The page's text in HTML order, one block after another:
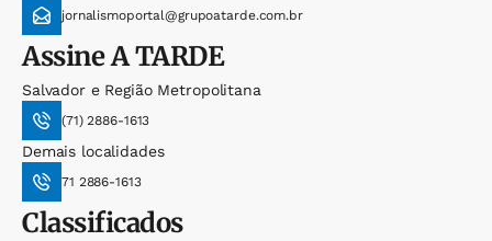
jornalismoportal@grupoatarde.com.br
AssineA TARDE
Salvador e Região Metropolitana
(71) 2886-1613
Demais localidades
71 2886-1613
Classificados